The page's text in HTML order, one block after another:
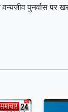
पुनर्वास पर